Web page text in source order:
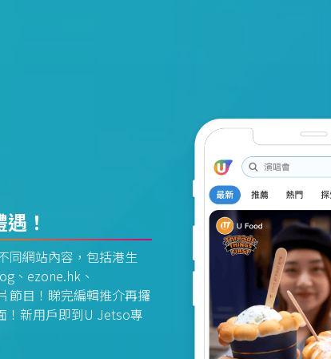
！
同網站內容，包括港生
、ezone.hk、
節目！睇完編輯推介再攞
！新用戶即到U Jetso專